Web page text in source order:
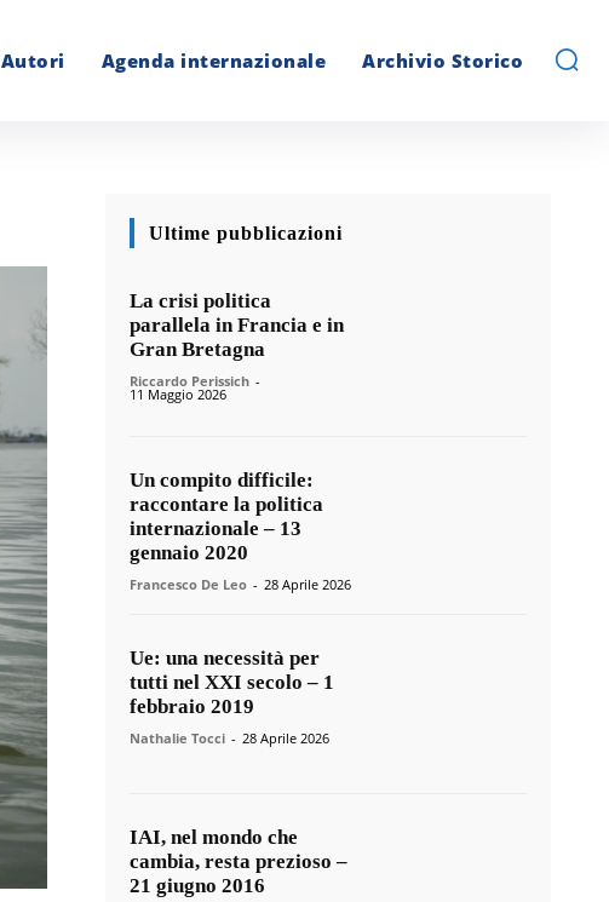
Autori Agenda internazionale Archivio Storico
Ultime pubblicazioni
La crisi politica
parallela in Francia e in
Gran Bretagna
Riccardo Perissich -
11 Maggio 2026
Un compito difficile:
raccontare la politica
internazionale – 13
gennaio 2020
Francesco De Leo - 28 Aprile 2026
Ue: una necessità per
tutti nel XXI secolo – 1
febbraio 2019
Nathalie Tocci - 28 Aprile 2026
IAI, nel mondo che
cambia, resta prezioso –
21 giugno 2016